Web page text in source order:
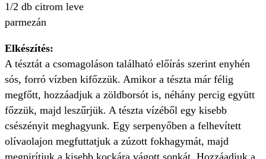
1/2 db citrom leve
parmezán
Elkészítés:
A tésztát a csomagoláson található előírás szerint enyhén
sós, forró vízben kifőzzük. Amikor a tészta már félig
megfőtt, hozzáadjuk a zöldborsót is, néhány percig együtt
főzzük, majd leszűrjük. A tészta vízéből egy kisebb
csészényit meghagyunk. Egy serpenyőben a felhevített
olívaolajon megfuttatjuk a zúzott fokhagymát, majd